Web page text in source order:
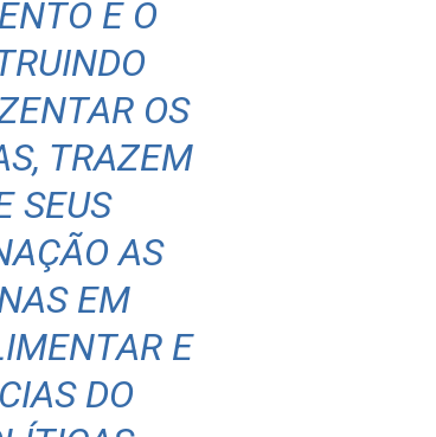
E O
OS
TRAZEM
SEUS
AS
EM
E
DO